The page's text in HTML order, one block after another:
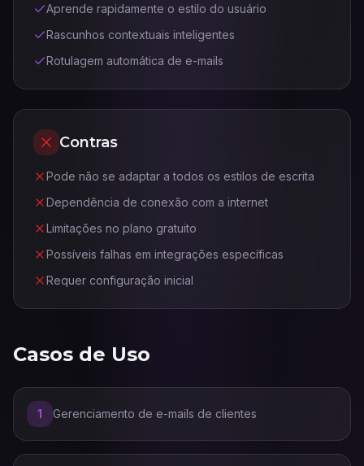
Aprende rapidamente o estilo do usuário
Rascunhos contextuais inteligentes
Rotulagem automática de e-mails
Contras
Pode não se adaptar a todos os estilos de escrita
Dependência de conexão com a internet
Limitações no plano gratuito
Possíveis falhas em integrações específicas
Requer configuração inicial
Casos de Uso
1 Gerenciamento de e-mails de clientes